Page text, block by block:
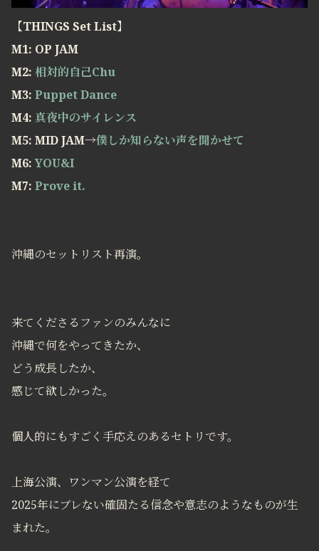
【THINGS Set List】
M1: OP JAM
M2: 相対的自己Chu
M3: Puppet Dance
M4: 真夜中のサイレンス
M5: MID JAM→僕しか知らない声を聞かせて
M6:YOU&I
M7: Prove it.
沖縄のセットリスト再演。
来てくださるファンのみんなに
沖縄で何をやってきたか、
どう成長したか、
感じて欲しかった。
個人的にもすごく手応えのあるセトリです。
上海公演、ワンマン公演を経て
2025年にブレない確固たる信念や意志のようなものが生
まれた。